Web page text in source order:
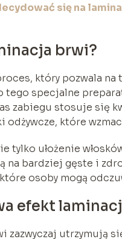
się na
brwi?
który pozwala na
tego specjalne
zabiegu stosuje się
odżywcze, które
tylko ułożenie
na bardziej gęste i
osoby mogą
efekt
zazwyczaj utrzymują